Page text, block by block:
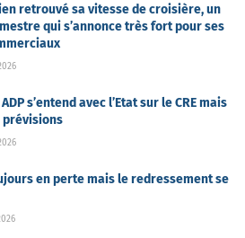
retrouvé sa vitesse de croisière, un
qui s’annonce très fort pour ses
s’entend avec l’Etat sur le CRE mais
prévisions
en perte mais le redressement se